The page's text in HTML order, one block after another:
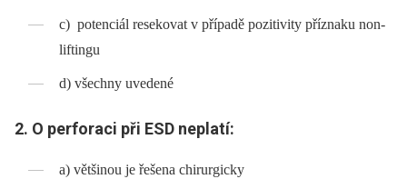
c) potenciál resekovat v případě pozitivity příznaku non-
liftingu
d) všechny uvedené
2. O perforaci při ESD neplatí:
a) většinou je řešena chirurgicky